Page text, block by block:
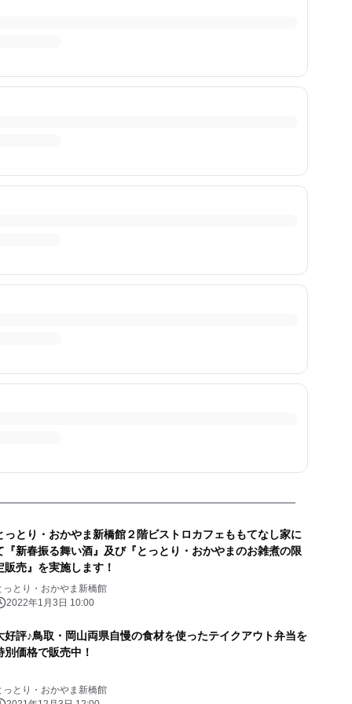
っとり・おかやま新橋館２階ビストロカフェももてなし家に
『新春振る舞い酒』及び『とっとり・おかやまのお雑煮の限
販売』を実施します！
っとり・おかやま新橋館
2022年1月3日 10:00
好評♪鳥取・岡山両県自慢の食材を使ったテイクアウト弁当を
別価格で販売中！
っとり・おかやま新橋館